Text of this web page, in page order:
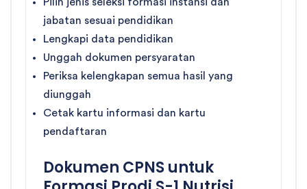
Pilih jenis seleksi formasi instansi dan
jabatan sesuai pendidikan
Lengkapi data pendidikan
Unggah dokumen persyaratan
Periksa kelengkapan semua hasil yang
diunggah
Cetak kartu informasi dan kartu
pendaftaran
Dokumen CPNS untuk